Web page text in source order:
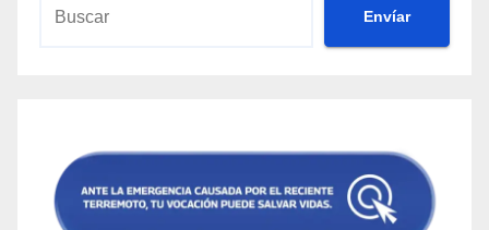
Envíar